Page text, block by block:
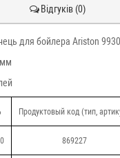
Відгуків (0)
для бойлера Ariston
Продуктовый код (тип,
869227